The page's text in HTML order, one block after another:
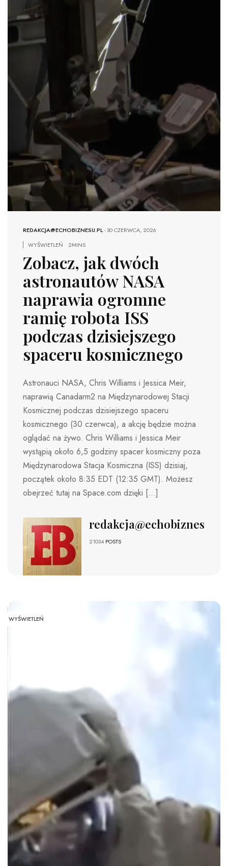
REDAKCJA@ECHOBIZNESU.PL-30 CZERWCA, 2026
WYŚWIETLEŃ
2MINS
Zobacz, jak dwóch
astronautów NASA
naprawia ogromne
ramię robota ISS
podczas dzisiejszego
spaceru kosmicznego
Astronauci NASA, Chris Williams i Jessica Meir,
naprawią Canadarm2 na Międzynarodowej Stacji
Kosmicznej podczas dzisiejszego spaceru
kosmicznego (30 czerwca), a akcję będzie można
oglądać na żywo. Chris Williams i Jessica Meir
wystąpią około 6,5 godziny spacer kosmiczny poza
Międzynarodowa Stacja Kosmiczna (ISS) dzisiaj,
początek około 8:35 EDT (12:35 GMT). Możesz
obejrzeć tutaj na Space.com dzięki […]
redakcja@echobiznesu.pl
21034 POSTS
WYŚWIETLEŃ